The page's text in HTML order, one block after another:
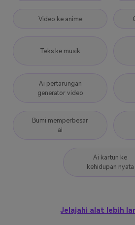
Video ke anime
Teks ke musik
Ai pertarungan
generator video
Bumi memperbesar
ai
Ai kartun ke
kehidupan nyata
Jelajahi alat lebih